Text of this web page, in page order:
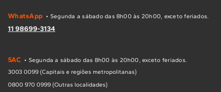
WhatsApp • Segunda a sábado das 8h00 às 20h00, exceto feriados.
11 98699-3134
SAC • Segunda a sábado das 8h00 às 20h00, exceto feriados.
3003 0099 (Capitais e regiões metropolitanas)
0800 970 0999 (Outras localidades)